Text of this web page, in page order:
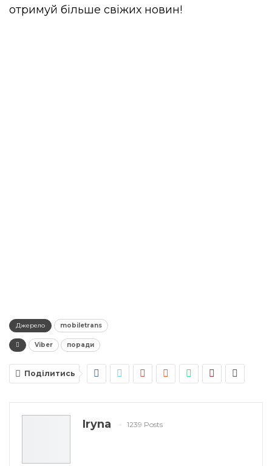
отримуй більше свіжих новин!
Джерело mobiletrans
Viber поради
Поділитись
Iryna 1239 Posts